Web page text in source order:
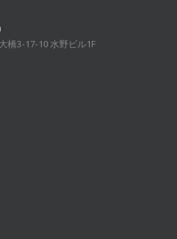
橋3-17-10 水野ビル1F